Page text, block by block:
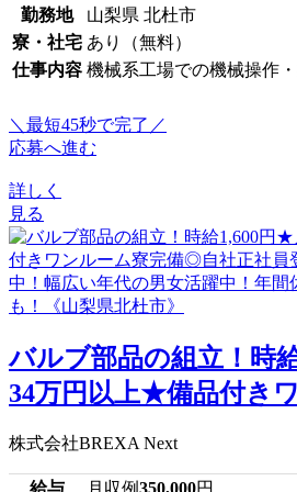
勤務地
山梨県 北杜市
寮・社宅 あり（無料）
仕事内容 機械系工場での機械操作
＼最短45秒で完了／
応募へ進む
詳しく
見る
バルブ部品の組立！時
34万円以上★備品付き
株式会社BREXA Next
給与 月収例350,000円